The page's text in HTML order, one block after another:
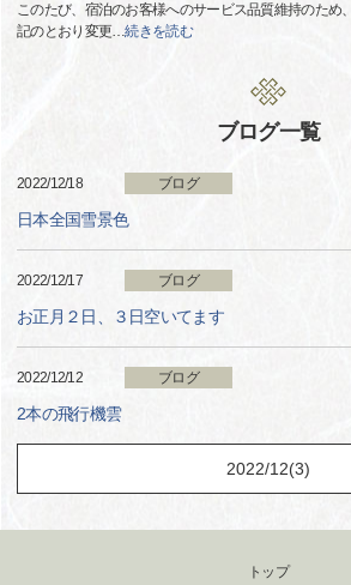
このたび、宿泊のお客様へのサービス品質維持のため
記のとおり変更…続きを読む
ブログ一覧
2022/12/18 ブログ
日本全国雪景色
2022/12/17 ブログ
お正月２日、３日空いてます
2022/12/12 ブログ
2本の飛行機雲
トップ